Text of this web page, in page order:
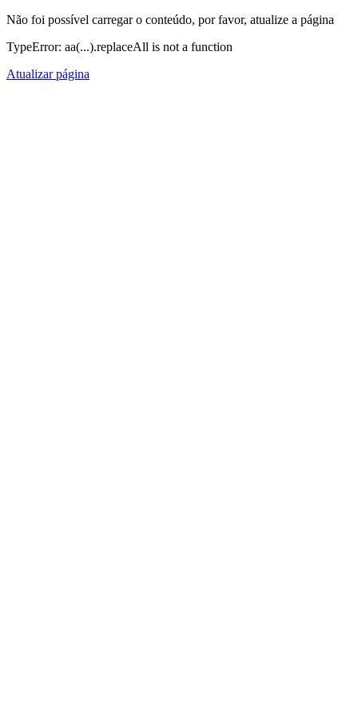
Não foi possível carregar o conteúdo, por favor, atualize a página
TypeError: aa(...).replaceAll is not a function
Atualizar página